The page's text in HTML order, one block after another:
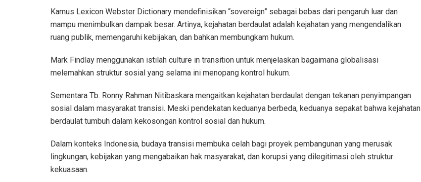
Kamus Lexicon Webster Dictionary mendefinisikan “sovereign” sebagai bebas dari pengaruh luar dan
mampu menimbulkan dampak besar. Artinya, kejahatan berdaulat adalah kejahatan yang mengendalikan
ruang publik, memengaruhi kebijakan, dan bahkan membungkam hukum.
Mark Findlay menggunakan istilah culture in transition untuk menjelaskan bagaimana globalisasi
melemahkan struktur sosial yang selama ini menopang kontrol hukum.
Sementara Tb. Ronny Rahman Nitibaskara mengaitkan kejahatan berdaulat dengan tekanan penyimpangan
sosial dalam masyarakat transisi. Meski pendekatan keduanya berbeda, keduanya sepakat bahwa kejahatan
berdaulat tumbuh dalam kekosongan kontrol sosial dan hukum.
Dalam konteks Indonesia, budaya transisi membuka celah bagi proyek pembangunan yang merusak
lingkungan, kebijakan yang mengabaikan hak masyarakat, dan korupsi yang dilegitimasi oleh struktur
kekuasaan.